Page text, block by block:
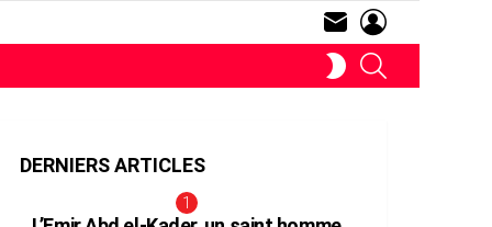
SUBSCRIBE
SWITCH
DERNIERS ARTICLES